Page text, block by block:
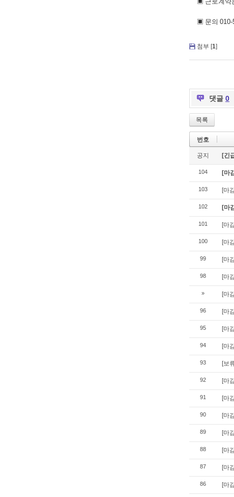
▣ 문의 010-
첨부 [1]
댓글 0
목록
번호
공지 [긴
104 [마
103 [마
102 [마
101 [마
100 [마
99 [마
98 [마
» [마
96 [마
95 [마
94 [마
93 [보
92 [마
91 [마
90 [마
89 [마
88 [마
87 [마
86 [마